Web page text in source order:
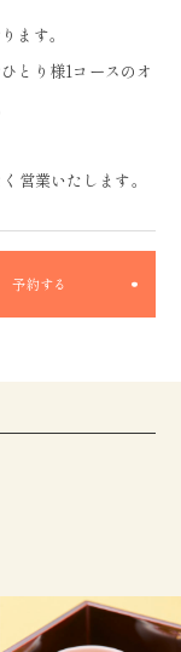
ます。
とり様1コースのオ
営業いたします。
予約する